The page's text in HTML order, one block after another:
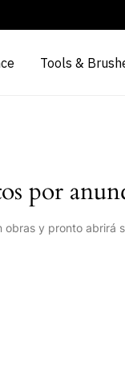
Tools &
por
y pronto abrirá